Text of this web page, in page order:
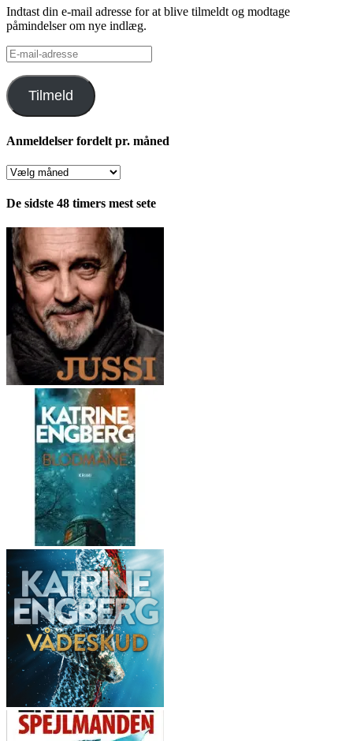
Indtast din e-mail adresse for at blive tilmeldt og modtage
påmindelser om nye indlæg.
E-
mail-
adresse
Tilmeld
Anmeldelser fordelt pr. måned
Anmeldelser
pr.
De sidste 48 timers mest sete